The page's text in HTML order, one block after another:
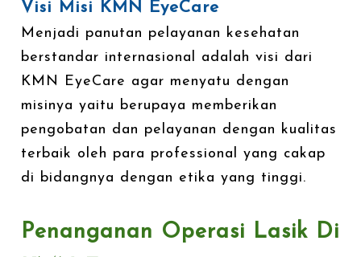
Visi Misi KMN EyeCare
Menjadi panutan pelayanan kesehatan
berstandar internasional adalah visi dari
KMN EyeCare agar menyatu dengan
misinya yaitu berupaya memberikan
pengobatan dan pelayanan dengan kualitas
terbaik oleh para professional yang cakap
di bidangnya dengan etika yang tinggi.
Penanganan Operasi Lasik Di